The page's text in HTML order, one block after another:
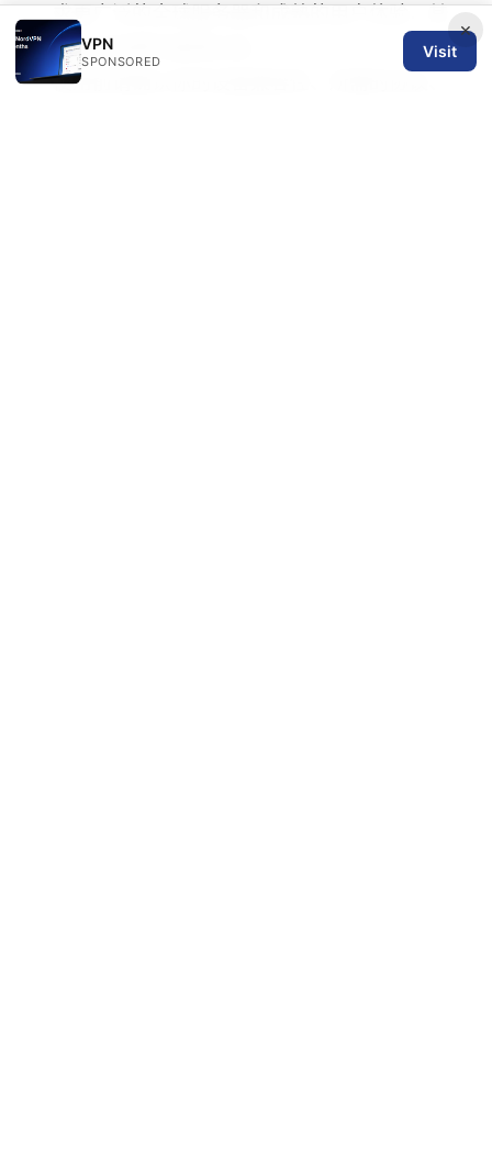
求更广泛的全球服务器和成熟的用户体验，其
他主流品牌也值得比较。
使用前请确认你的设备兼容性、所需的协议、
×
VPN
SPONSORED
Visit